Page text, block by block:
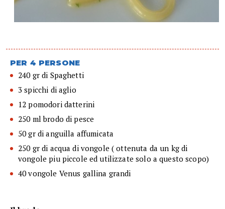
PER 4 PERSONE
240 gr di Spaghetti
3 spicchi di aglio
12 pomodori datterini
250 ml brodo di pesce
50 gr di anguilla affumicata
250 gr di acqua di vongole ( ottenuta da un kg di
vongole piu piccole ed utilizzate solo a questo scopo)
40 vongole Venus gallina grandi